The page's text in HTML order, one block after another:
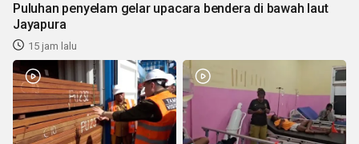
Puluhan penyelam gelar upacara bendera di bawah laut
Jayapura
15 jam lalu